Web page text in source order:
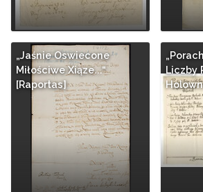
„Jaśnie Oswiecone
Miłościwe Xiąze...“
[Raportas]
Liczby